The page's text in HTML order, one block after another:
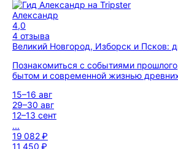
Александр
4,0
4 отзыва
Великий Новгород, Изборск и Псков:
Познакомиться с событиями
бытом и современной жизнью
15–16 авг
29–30 авг
12–13 сент
...
19 082 ₽
11 450 ₽